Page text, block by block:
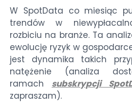
W SpotData co miesiąc
trendów w
rozbiciu na branże. Ta
ewolucję ryzyk w
jest dynamika takich
natężenie (analiza
ramach subskrypcji
zapraszam).